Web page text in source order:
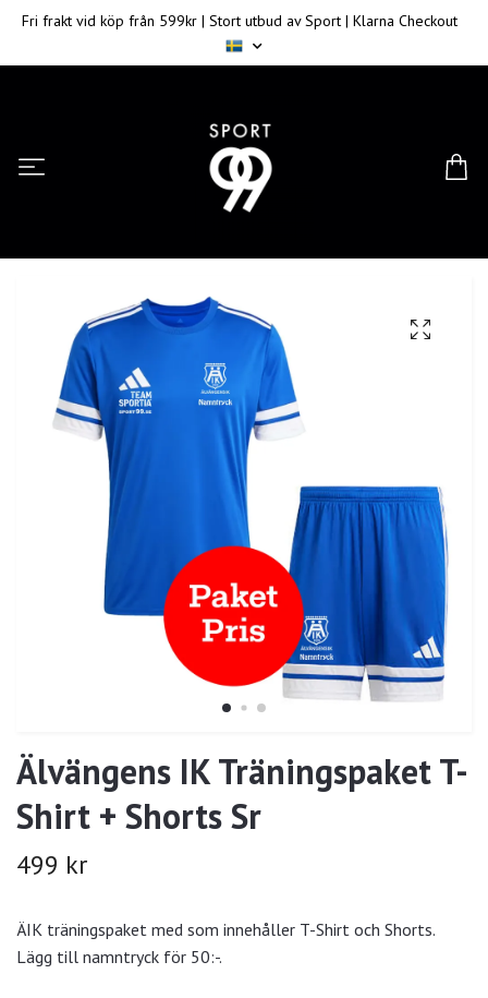
Fri frakt vid köp från 599kr | Stort utbud av Sport | Klarna Checkout
Älvängens IK Träningspaket T-
Shirt + Shorts Sr
499 kr
ÄIK träningspaket med som innehåller T-Shirt och Shorts.
Lägg till namntryck för 50:-.